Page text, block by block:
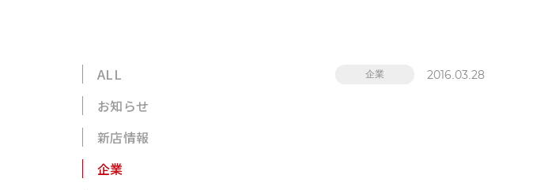
ALL
お知らせ
新店情報
企業
企業 2016.03.28